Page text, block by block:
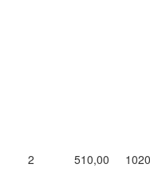
2 510,00